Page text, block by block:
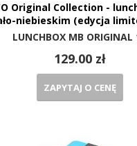
Original Collection -
niebieskim (edycja
LUNCHBOX MB ORIGINAL
129.00 zł
ZAPYTAJ O CENĘ